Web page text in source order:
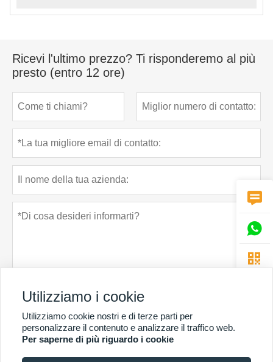
Ricevi l'ultimo prezzo? Ti risponderemo al più
presto (entro 12 ore)
presentare Politica sulla riservatezza



Utilizziamo i cookie
Utilizziamo cookie nostri e di terze parti per
personalizzare il contenuto e analizzare il traffico web.
Per saperne di più riguardo i cookie